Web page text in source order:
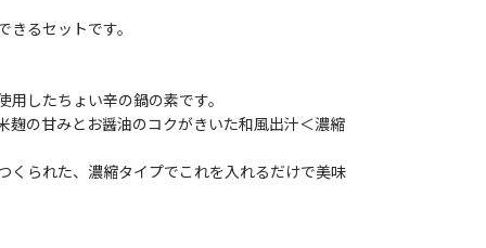
るセットです。
したちょい辛の鍋の素です。
麹の甘みとお醤油のコクがきいた和風出汁＜濃縮
くられた、濃縮タイプでこれを入れるだけで美味